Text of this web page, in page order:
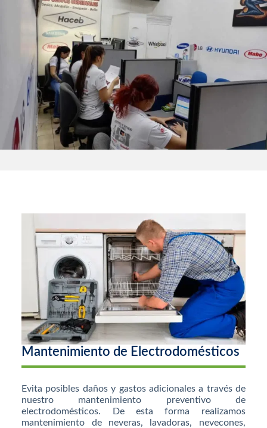
Mantenimiento de Electrodomésticos
Evita posibles daños y gastos adicionales a través de
nuestro mantenimiento preventivo de
electrodomésticos. De esta forma realizamos
mantenimiento de neveras, lavadoras, nevecones,